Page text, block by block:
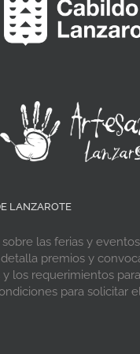
LANZAROTE
sobre las ferias y
detalla premios y
los requerimientos
para solicitar